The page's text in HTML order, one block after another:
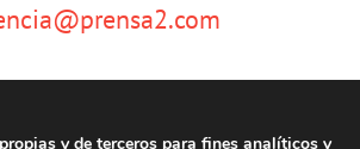
y de terceros para fines analíticos y